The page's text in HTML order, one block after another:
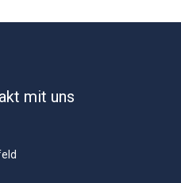
mit uns